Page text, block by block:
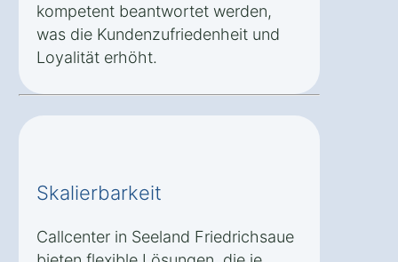
kompetent beantwortet werden,
was die Kundenzufriedenheit und
Loyalität erhöht.
Skalierbarkeit
Callcenter in Seeland Friedrichsaue